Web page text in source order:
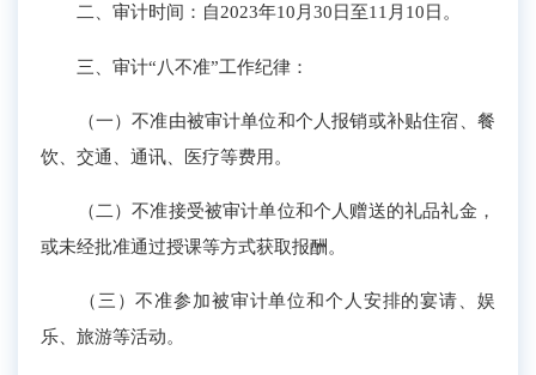
二、审计时间：自2023年10月30日至11月10日。
三、审计“八不准”工作纪律：
（一）不准由被审计单位和个人报销或补贴住宿、餐
饮、交通、通讯、医疗等费用。
（二）不准接受被审计单位和个人赠送的礼品礼金，
或未经批准通过授课等方式获取报酬。
（三）不准参加被审计单位和个人安排的宴请、娱
乐、旅游等活动。